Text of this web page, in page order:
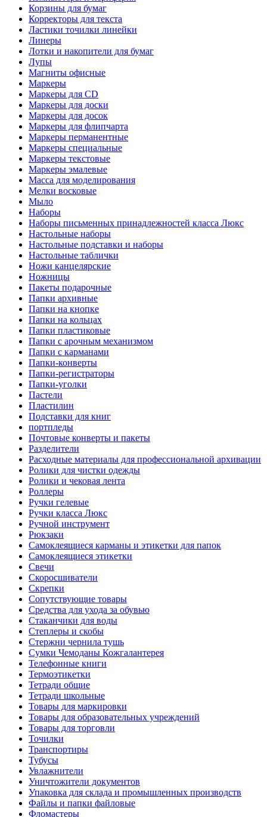
Корзины для бумаг
Корректоры для текста
Ластики точилки линейки
Линеры
Лотки и накопители для бумаг
Лупы
Магниты офисные
Маркеры
Маркеры для CD
Маркеры для доски
Маркеры для досок
Маркеры для флипчарта
Маркеры перманентные
Маркеры специальные
Маркеры текстовые
Маркеры эмалевые
Масса для моделирования
Мелки восковые
Мыло
Наборы
Наборы письменных принадлежностей класса Люкс
Настольные наборы
Настольные подставки и наборы
Настольные таблички
Ножи канцелярские
Ножницы
Пакеты подарочные
Папки архивные
Папки на кнопке
Папки на кольцах
Папки пластиковые
Папки с арочным механизмом
Папки с карманами
Папки-конверты
Папки-регистраторы
Папки-уголки
Пастели
Пластилин
Подставки для книг
портпледы
Почтовые конверты и пакеты
Разделители
Расходные материалы для профессиональной архивации
Ролики для чистки одежды
Ролики и чековая лента
Роллеры
Ручки гелевые
Ручки класса Люкс
Ручной инструмент
Рюкзаки
Самоклеящиеся карманы и этикетки для папок
Самоклеящиеся этикетки
Свечи
Скоросшиватели
Скрепки
Сопутствующие товары
Средства для ухода за обувью
Стаканчики для воды
Степлеры и скобы
Стержни чернила тушь
Сумки Чемоданы Кожгалантерея
Телефонные книги
Термоэтикетки
Тетради общие
Тетради школьные
Товары для маркировки
Товары для образовательных учреждений
Товары для торговли
Точилки
Транспортиры
Тубусы
Увлажнители
Уничтожители документов
Упаковка для склада и промышленных производств
Файлы и папки файловые
Фломастеры